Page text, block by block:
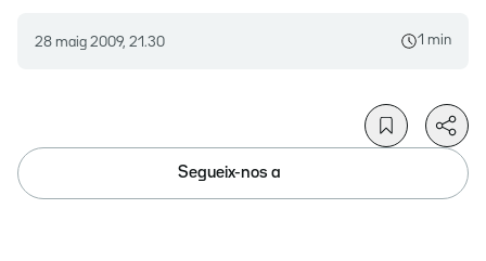
28 maig 2009, 21.30 1 min
Segueix-nos a